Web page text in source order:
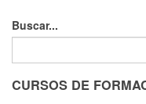
Buscar...
CURSOS DE